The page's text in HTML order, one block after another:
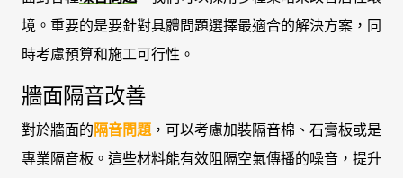
境。重要的是要針對具體問題選擇最適合的解決方案，同
時考慮預算和施工可行性。
牆面隔音改善
對於牆面的 隔音問題 ，可以考慮加裝隔音棉、石膏板或是
專業隔音板。這些材料能有效阻隔空氣傳播的噪音，提升